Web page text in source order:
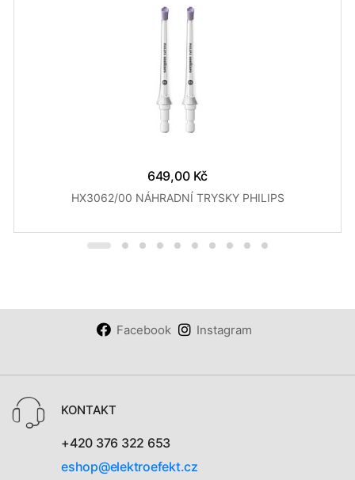
649,00 Kč
HX3062/00 NÁHRADNÍ TRYSKY PHILIPS
Facebook Instagram
KONTAKT
+420 376 322 653
eshop@elektroefekt.cz